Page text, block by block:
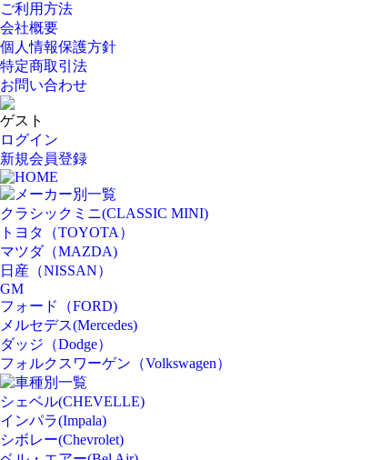
ご利用方法
会社概要
個人情報保護方針
特定商取引法
お問い合わせ
ゲスト
ログイン
新規会員登録
HOME
メーカー別一覧
クラシックミニ(CLASSIC MINI)
トヨタ（TOYOTA）
マツダ（MAZDA)
日産（NISSAN）
GM
フォード（FORD)
メルセデス(Mercedes)
ダッジ（Dodge）
フォルクスワーゲン（Volkswagen）
車種別一覧
シェベル(CHEVELLE)
インパラ(Impala)
シボレー(Chevrolet)